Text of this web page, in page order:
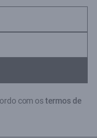
com ostermos de